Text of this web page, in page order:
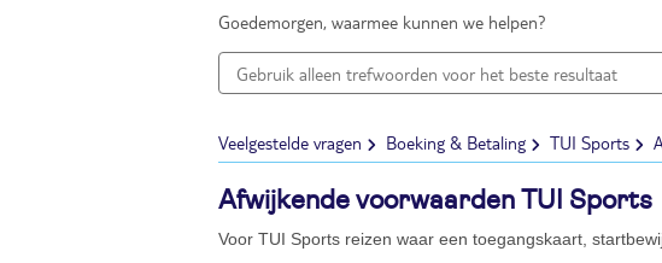
Goedemorgen, waarmee kunnen we helpen?
Veelgestelde vragen Boeking & Betaling TUI Sports
Afwijkende voorwaarden TUI Sports
Voor TUI Sports reizen waar een toegangskaart,